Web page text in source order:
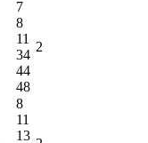
7
8
11
34
44
48
2
8
11
13